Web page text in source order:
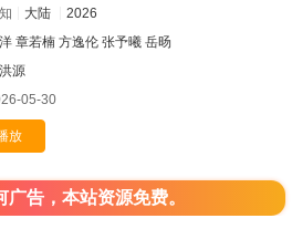
大陆
2026
章若楠 方逸伦 张予曦 岳旸
源
05-30
放
广告，本站资源免费。